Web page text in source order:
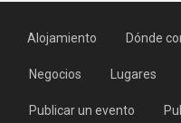
Alojamiento Dónde
Negocios Lugares
Publicar un evento